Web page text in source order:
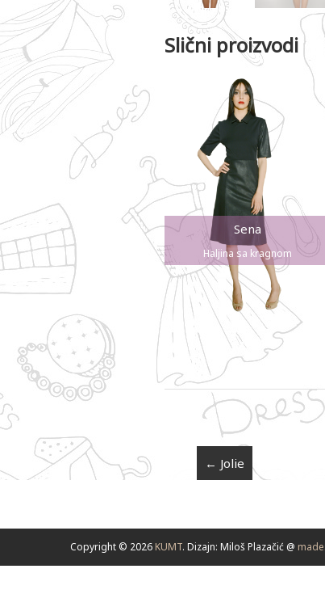
Slični proizvodi
Sena
Haljina sa kragnom
← Jolie
Copyright © 2026 KUMT. Dizajn: Miloš Plazačić @